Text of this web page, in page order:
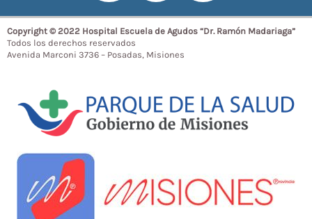
Copyright © 2022 Hospital Escuela de Agudos “Dr. Ramón Madariaga”
Todos los derechos reservados
Avenida Marconi 3736 – Posadas, Misiones